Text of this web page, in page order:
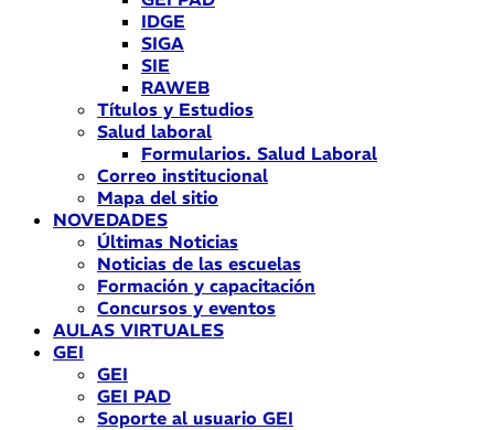
IDGE
SIGA
SIE
RAWEB
Títulos y Estudios
Salud laboral
Formularios. Salud Laboral
Correo institucional
Mapa del sitio
NOVEDADES
Últimas Noticias
Noticias de las escuelas
Formación y capacitación
Concursos y eventos
AULAS VIRTUALES
GEI
GEI
GEI PAD
Soporte al usuario GEI